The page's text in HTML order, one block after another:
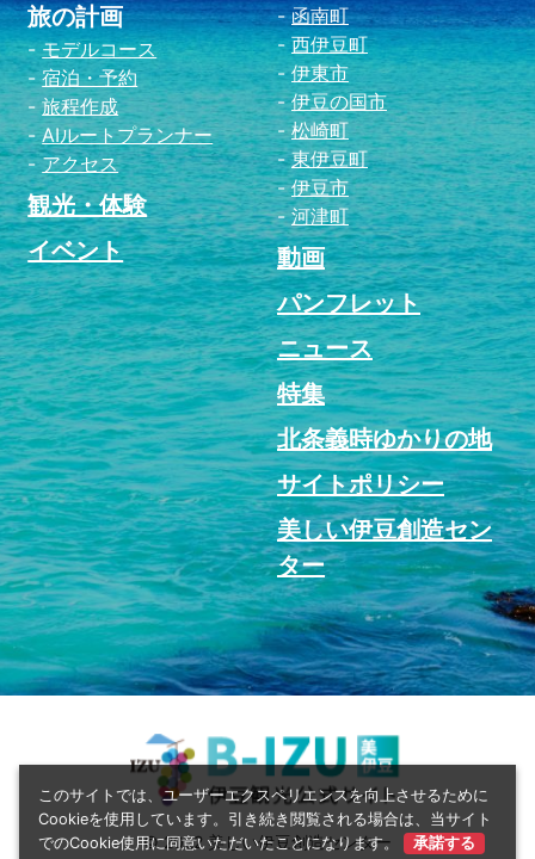
このサイトでは、ユーザーエクスペリエンスを向上させるために
Cookieを使用しています。引き続き閲覧される場合は、当サイト
でのCookie使用に同意いただいたことになります。
承諾する
旅の計画
モデルコース
宿泊・予約
旅程作成
AIルートプランナー
アクセス
観光・体験
イベント
函南町
西伊豆町
伊東市
伊豆の国市
松崎町
東伊豆町
伊豆市
河津町
動画
パンフレット
ニュース
特集
北条義時ゆかりの地
サイトポリシー
美しい伊豆創造セン
ター
© 2022 美しい伊豆創造センター